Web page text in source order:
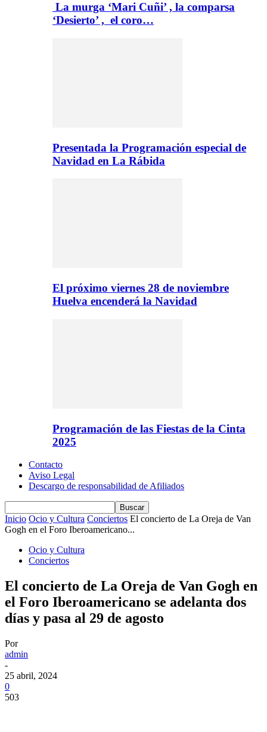
La murga ‘Mari Cuñi’ , la comparsa
‘Desierto’ , el coro…
Presentada la Programación especial de
Navidad en La Rábida
El próximo viernes 28 de noviembre
Huelva encenderá la Navidad
Programación de las Fiestas de la Cinta
2025
Contacto
Aviso Legal
Descargo de responsabilidad de Afiliados
Inicio Ocio y Cultura Conciertos El concierto de La Oreja de Van
Gogh en el Foro Iberoamericano...
Ocio y Cultura
Conciertos
El concierto de La Oreja de Van Gogh en
el Foro Iberoamericano se adelanta dos
días y pasa al 29 de agosto
Por
admin
-
25 abril, 2024
0
503